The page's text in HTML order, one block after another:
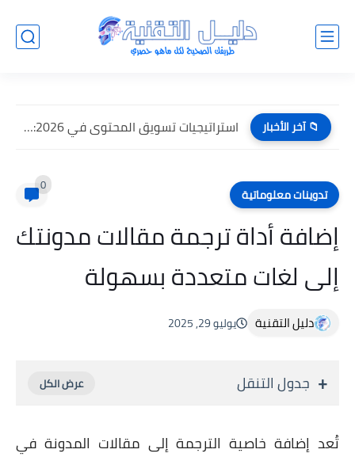
📁 آخر الأخبار استراتيجيات تسويق المحتوى في 2026: كيف تنجح في عصر الذكاء...
تدوينات معلوماتية 0
إضافة أداة ترجمة مقالات مدونتك
إلى لغات متعددة بسهولة
دليل التقنية يوليو 29, 2025
جدول التنقل
تُعد إضافة خاصية الترجمة إلى مقالات المدونة في